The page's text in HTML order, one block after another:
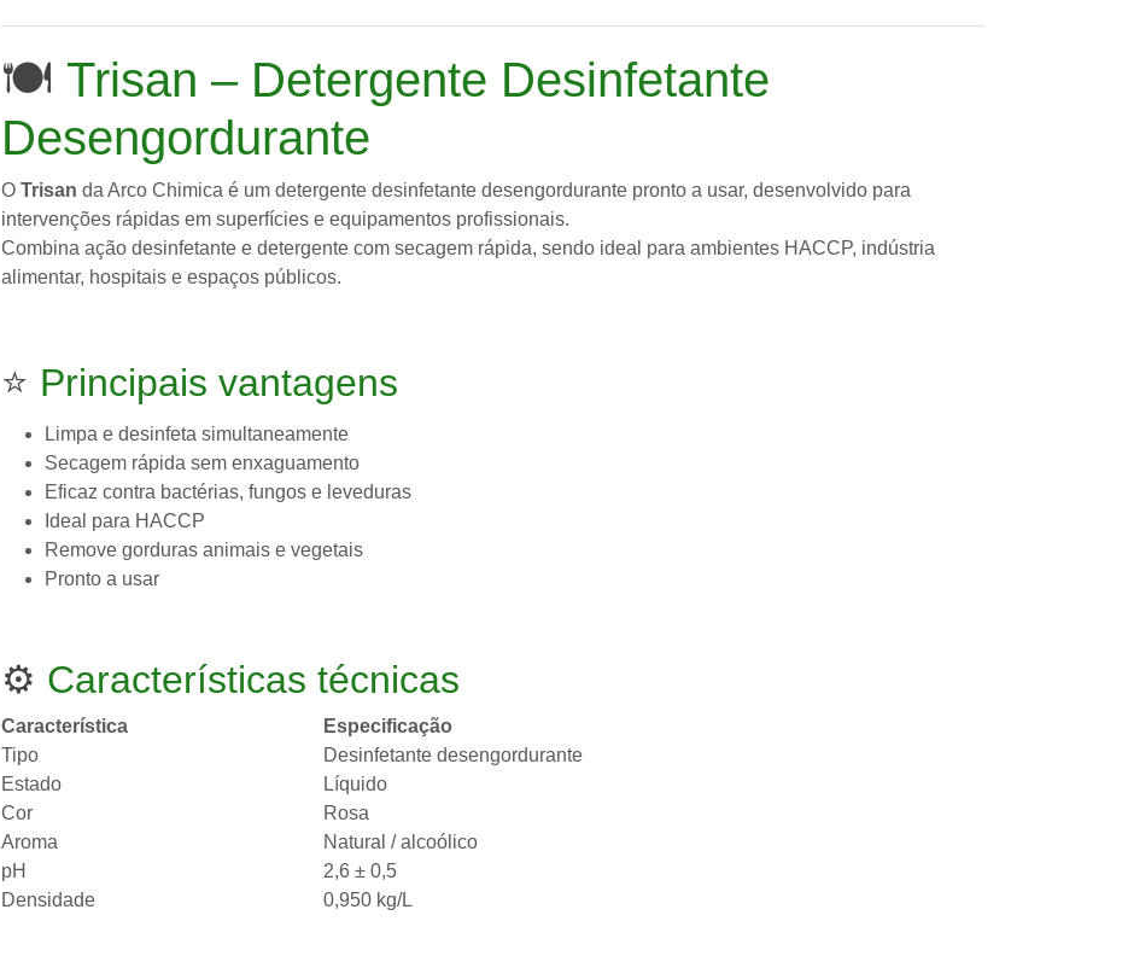
🍽️ Trisan – Detergente Desinfetante
Desengordurante
OTrisan daArco Chimica é um detergente desinfetante desengordurante pronto a usar, desenvolvido para
intervenções rápidas em superfícies e equipamentos profissionais.
Combina ação desinfetante e detergente com secagem rápida, sendo ideal para ambientes HACCP, indústria
alimentar, hospitais e espaços públicos.
⭐ Principais vantagens
Limpa e desinfeta simultaneamente
Secagem rápida sem enxaguamento
Eficaz contra bactérias, fungos e leveduras
Ideal para HACCP
Remove gorduras animais e vegetais
Pronto a usar
⚙️ Características técnicas
Característica
Especificação
Tipo
Desinfetante desengordurante
Estado
Líquido
Cor
Rosa
Aroma
Natural / alcoólico
pH
2,6 ± 0,5
Densidade
0,950 kg/L